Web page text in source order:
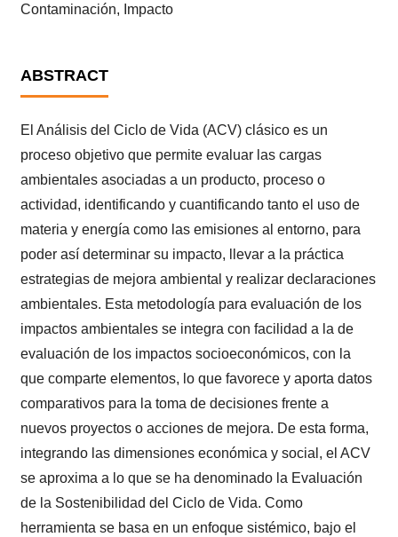
Contaminación, Impacto
ABSTRACT
El Análisis del Ciclo de Vida (ACV) clásico es un
proceso objetivo que permite evaluar las cargas
ambientales asociadas a un producto, proceso o
actividad, identificando y cuantificando tanto el uso de
materia y energía como las emisiones al entorno, para
poder así determinar su impacto, llevar a la práctica
estrategias de mejora ambiental y realizar declaraciones
ambientales. Esta metodología para evaluación de los
impactos ambientales se integra con facilidad a la de
evaluación de los impactos socioeconómicos, con la
que comparte elementos, lo que favorece y aporta datos
comparativos para la toma de decisiones frente a
nuevos proyectos o acciones de mejora. De esta forma,
integrando las dimensiones económica y social, el ACV
se aproxima a lo que se ha denominado la Evaluación
de la Sostenibilidad del Ciclo de Vida. Como
herramienta se basa en un enfoque sistémico, bajo el